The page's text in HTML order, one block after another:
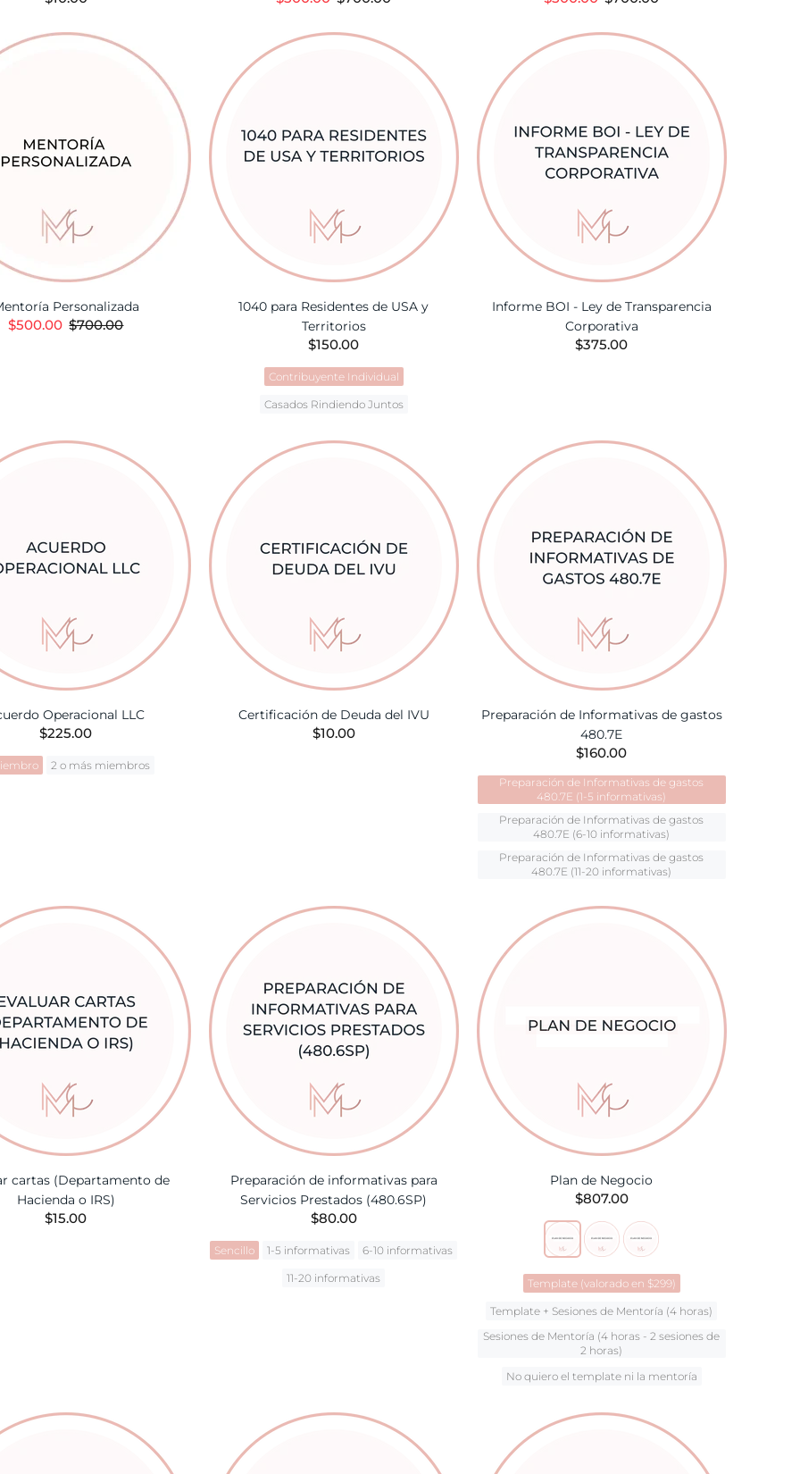
AÑADIR A LA CESTA AÑADIR A LA CESTA AÑADIR A LA CESTA
Personalizada
$500.00 $700.00
1040 para Residentes de USA y
Territorios
$150.00
Contribuyente Individual
Casados Rindiendo Juntos
AÑADIR A LA CESTA
Informe BOI - Ley de Transparencia
Corporativa
$375.00
Operacional LLC
$225.00
2 o más miembros
Certificación de Deuda del IVU
$10.00
Preparación de Informativas de gastos
480.7E
$160.00
Preparación de Informativas de gastos
480.7E (1-5 informativas)
Preparación de Informativas de gastos
480.7E (6-10 informativas)
Preparación de Informativas de gastos
480.7E (11-20 informativas)
AÑADIR A LA CESTA
cartas (Departamento de
Hacienda o IRS)
$15.00
Preparación de informativas para
Servicios Prestados (480.6SP)
$80.00
Sencillo 1-5 informativas 6-10 informativas
11-20 informativas
Plan de Negocio
$807.00
Template (valorado en $299)
Template + Sesiones de Mentoría (4 horas)
Sesiones de Mentoría (4 horas - 2 sesiones de
2 horas)
No quiero el template ni la mentoría
AÑADIR A LA CESTA